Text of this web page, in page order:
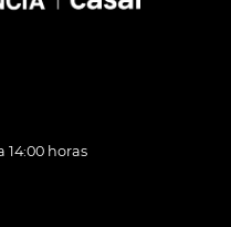
14:00 horas